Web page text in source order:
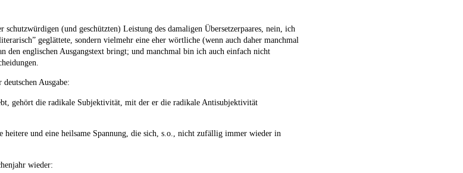
(und geschützten) Leistung des damaligen Übersetzerpaares, nein, ich
geglättete, sondern vielmehr eine eher wörtliche (wenn auch daher manchmal
den englischen Ausgangstext bringt; und manchmal bin ich auch einfach nicht
Ausgabe:
gehört die radikale Subjektivität, mit der er die radikale Antisubjektivität
heitere und eine heilsame Spannung, die sich, s.o., nicht zufällig immer wieder in
wieder: